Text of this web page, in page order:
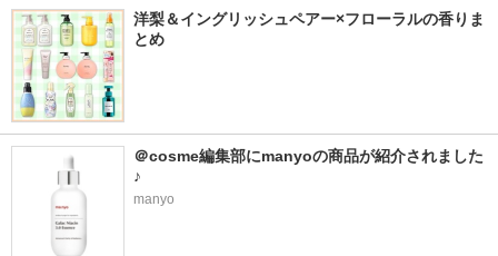
洋梨＆イングリッシュペアー×フローラルの香りま
とめ
＠cosme編集部にmanyoの商品が紹介されました
♪
manyo